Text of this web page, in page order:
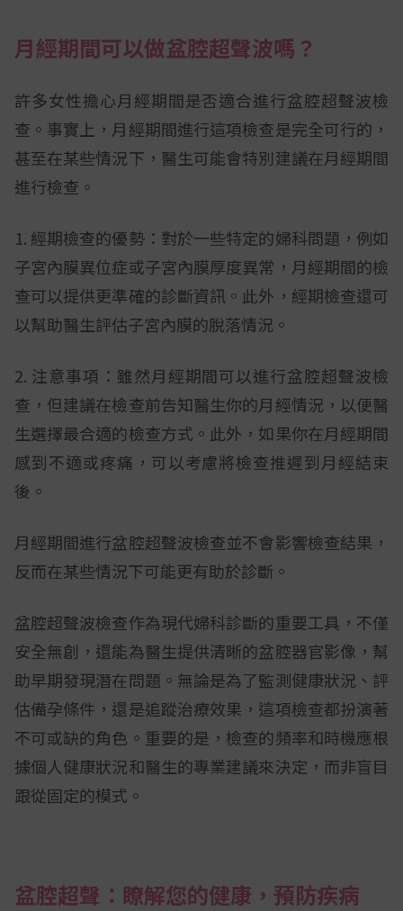
月經期間可以做盆腔超聲波嗎？
許多女性擔心月經期間是否適合進行盆腔超聲波檢
查。事實上，月經期間進行這項檢查是完全可行的，
甚至在某些情況下，醫生可能會特別建議在月經期間
進行檢查。
1. 經期檢查的優勢：對於一些特定的婦科問題，例如
子宮內膜異位症或子宮內膜厚度異常，月經期間的檢
查可以提供更準確的診斷資訊。此外，經期檢查還可
以幫助醫生評估子宮內膜的脫落情況。
2. 注意事項：雖然月經期間可以進行盆腔超聲波檢
查，但建議在檢查前告知醫生你的月經情況，以便醫
生選擇最合適的檢查方式。此外，如果你在月經期間
感到不適或疼痛，可以考慮將檢查推遲到月經結束
後。
月經期間進行盆腔超聲波檢查並不會影響檢查結果，
反而在某些情況下可能更有助於診斷。
盆腔超聲波檢查作為現代婦科診斷的重要工具，不僅
安全無創，還能為醫生提供清晰的盆腔器官影像，幫
助早期發現潛在問題。無論是為了監測健康狀況、評
估備孕條件，還是追蹤治療效果，這項檢查都扮演著
不可或缺的角色。重要的是，檢查的頻率和時機應根
據個人健康狀況和醫生的專業建議來決定，而非盲目
跟從固定的模式。
盆腔超聲：瞭解您的健康，預防疾病